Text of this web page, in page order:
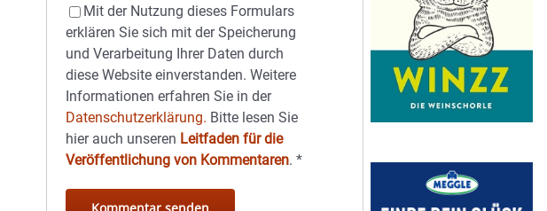
Mit der Nutzung dieses Formulars
erklären Sie sich mit der Speicherung
und Verarbeitung Ihrer Daten durch
diese Website einverstanden. Weitere
Informationen erfahren Sie in der
Datenschutzerklärung. Bitte lesen Sie
hier auch unseren Leitfaden für die
Veröffentlichung von Kommentaren.*